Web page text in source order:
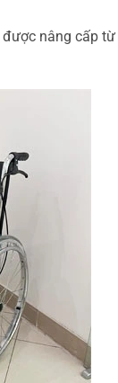
nâng cấp từ